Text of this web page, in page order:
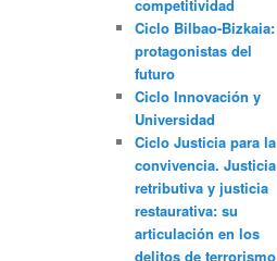
competitividad
Ciclo Bilbao-Bizkaia:
protagonistas del
futuro
Ciclo Innovación y
Universidad
Ciclo Justicia para la
convivencia. Justicia
retributiva y justicia
restaurativa: su
articulación en los
delitos de terrorismo